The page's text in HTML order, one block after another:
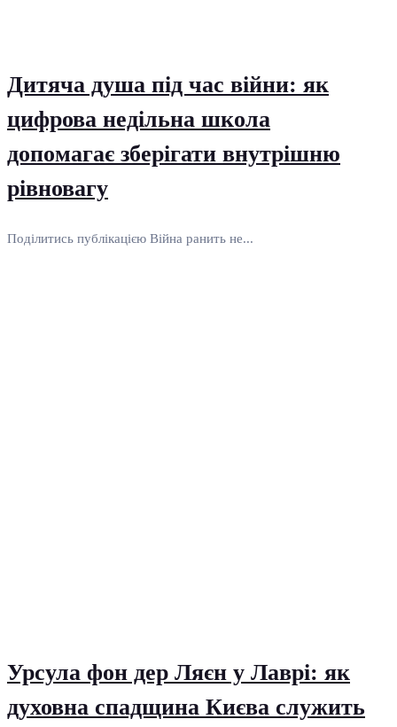
Дитяча душа під час війни: як
цифрова недільна школа
допомагає зберігати внутрішню
рівновагу
Поділитись публікацією Війна ранить не...
Урсула фон дер Ляєн у Лаврі: як
духовна спадщина Києва служить